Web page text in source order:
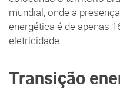
mundial, onde a
energética é de apenas
eletricidade.
Transição